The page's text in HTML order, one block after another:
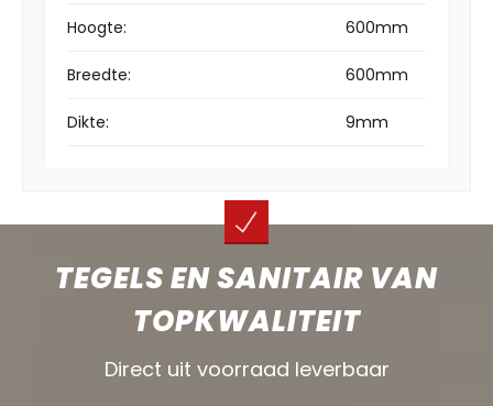
Hoogte: 600mm
Breedte: 600mm
Dikte: 9mm
TEGELS EN SANITAIR VAN
TOPKWALITEIT
Direct uit voorraad leverbaar